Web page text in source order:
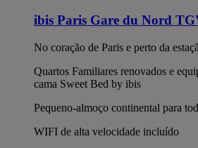
ibis Paris Gare du Nord
No coração de Paris e perto da
Quartos Familiares renovados e
cama Sweet Bed by ibis
Pequeno-almoço continental para
WIFI de alta velocidade incluído